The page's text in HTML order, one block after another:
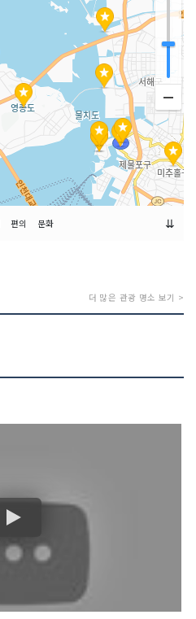
편의 문화 ⇊
더 많은 관광 명소 보기 >